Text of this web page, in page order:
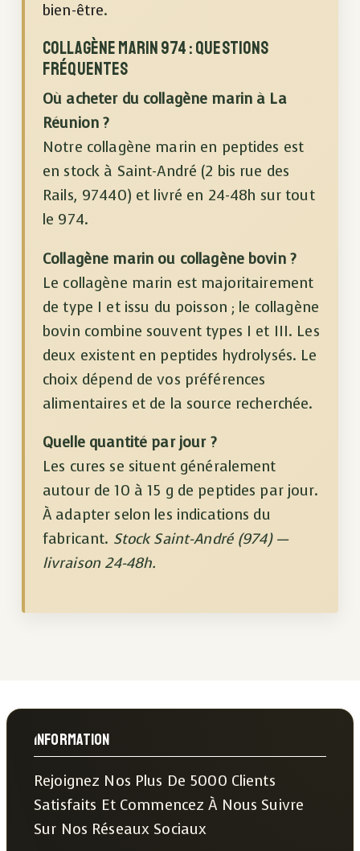
bien-être.
Collagène marin 974 : questions
fréquentes
Où acheter du collagène marin à La
Réunion ?
Notre collagène marin en peptides est
en stock à Saint-André (2 bis rue des
Rails, 97440) et livré en 24-48h sur tout
le 974.
Collagène marin ou collagène bovin ?
Le collagène marin est majoritairement
de type I et issu du poisson ; le collagène
bovin combine souvent types I et III. Les
deux existent en peptides hydrolysés. Le
choix dépend de vos préférences
alimentaires et de la source recherchée.
Quelle quantité par jour ?
Les cures se situent généralement
autour de 10 à 15 g de peptides par jour.
À adapter selon les indications du
fabricant. Stock Saint-André (974) —
livraison 24-48h.
Information
Rejoignez Nos Plus De 5000 Clients
Satisfaits Et Commencez À Nous Suivre
Sur Nos Réseaux Sociaux